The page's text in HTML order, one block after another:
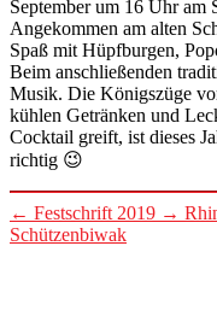
September um 16 Uhr am
Angekommen am alten
Spaß mit Hüpfburgen,
Beim anschließenden
Musik. Die Königszüge
kühlen Getränken und
Cocktail greift, ist dieses
richtig 😉
← Festschrift 2019 →
Schützenbiwak